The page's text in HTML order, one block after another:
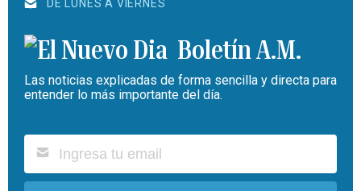
DE LUNES A VIERNES
Boletín A.M.
Las noticias explicadas de forma sencilla y directa para
entender lo más importante del día.